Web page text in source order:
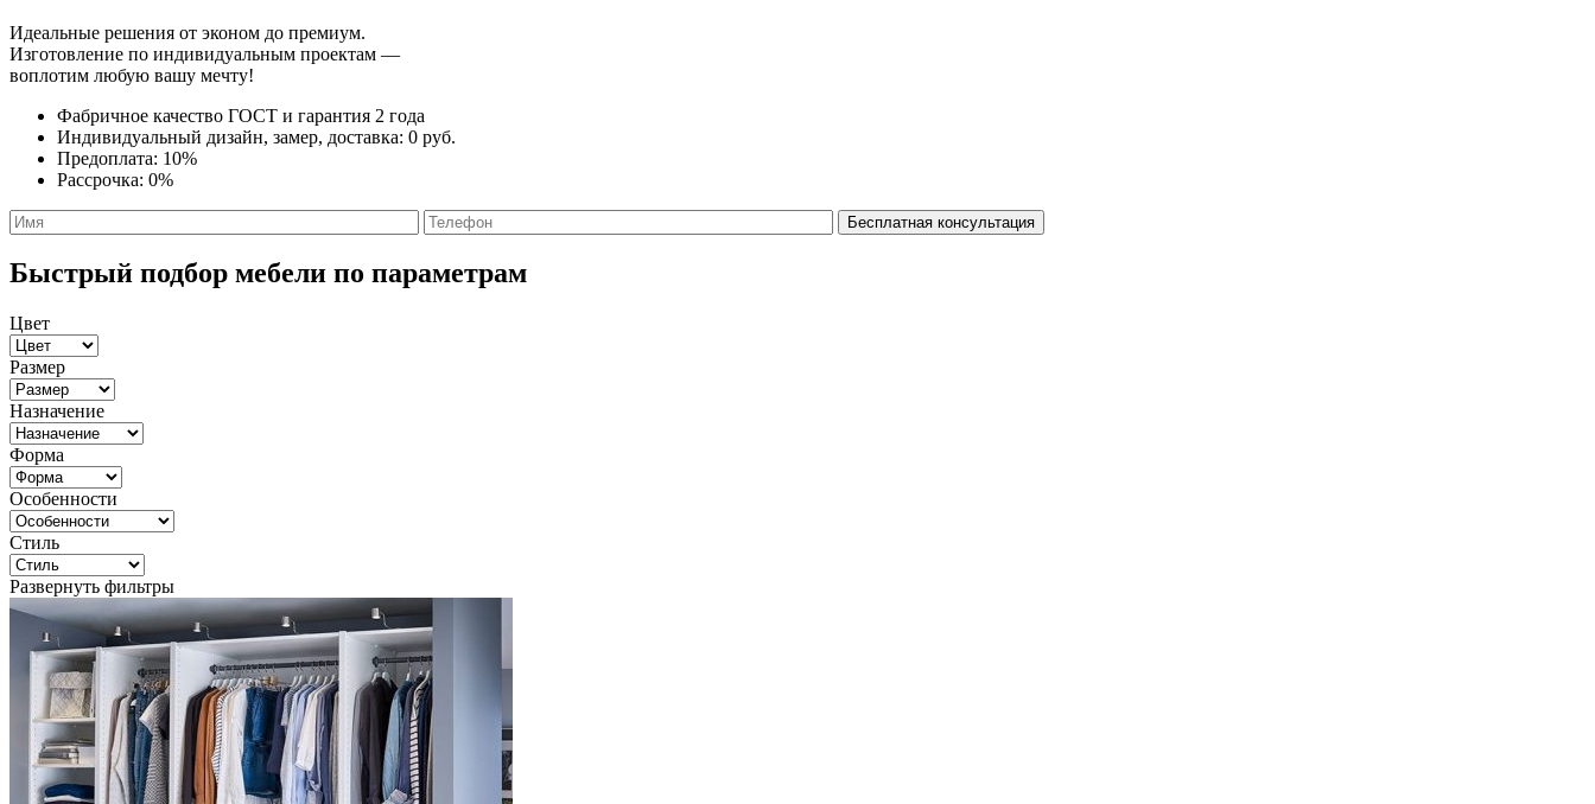
Идеальные решения от эконом до премиум.
Изготовление по индивидуальным проектам —
воплотим любую вашу мечту!
Фабричное качество ГОСТ и гарантия 2 года
Индивидуальный дизайн, замер, доставка: 0 руб.
Предоплата: 10%
Рассрочка: 0%
Быстрый подбор мебели по параметрам
Цвет
Размер
Назначение
Форма
Особенности
Стиль
Развернуть фильтры